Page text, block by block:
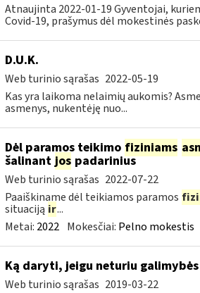
Atnaujinta 2022-01-19 Gyventojai,
Covid-19, prašymus dėl mokestinės
D.U.K.
Web turinio sąrašas 2022-05-19
Kas yra laikoma nelaimių aukomis?
asmenys, nukentėję nuo...
Dėl paramos teikimo fiziniams
šalinantjos padarinius
Web turinio sąrašas 2022-07-22
Paaiškiname dėl teikiamos paramos
situaciją ir...
Metai: 2022 Mokesčiai: Pelno mokestis
Ką daryti, jeigu neturiu
Web turinio sąrašas 2019-03-22